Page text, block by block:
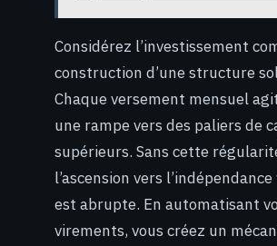
Considérez l’investissement
construction d’une structure
Chaque versement mensuel
une rampe vers des paliers de
supérieurs. Sans cette
l’ascension vers
est abrupte. En automatisant
virements, vous créez un